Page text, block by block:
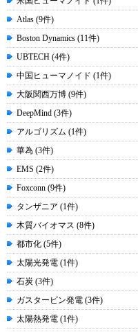
Atlas (9件)
Boston Dynamics (11件)
UBTECH (4件)
中国ヒューマノイド (1件)
大阪関西万博 (9件)
DeepMind (3件)
アルゴリズム (1件)
華為 (3件)
EMS (2件)
Foxconn (9件)
タンザニア (1件)
木質バイオマス (8件)
都市化 (5件)
太陽光発電 (1件)
石炭 (3件)
ガスタービン発電 (3件)
太陽熱発電 (1件)